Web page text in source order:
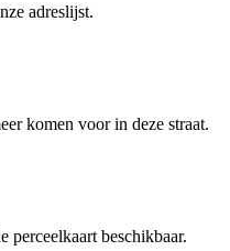
adreslijst.
komen voor in deze straat.
perceelkaart beschikbaar.